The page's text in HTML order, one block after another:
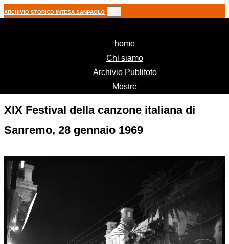
ARCHIVIO STORICO INTESA SANPAOLO
home(current)
Chi siamo
Archivio Publifoto
Mostre
XIX Festival della canzone italiana di
Sanremo, 28 gennaio 1969